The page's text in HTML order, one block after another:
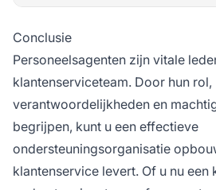
Conclusie
Personeelsagenten zijn vitale
klantenserviceteam. Door hun rol,
verantwoordelijkheden en
begrijpen, kunt u een effectieve
ondersteuningsorganisatie
klantenservice levert. Of u nu een